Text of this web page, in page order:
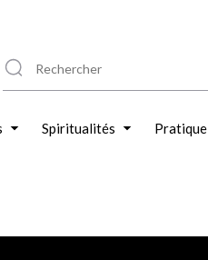
Spiritualités Pratique